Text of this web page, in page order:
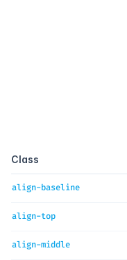
Quick reference
Class
align-baseline
align-top
align-middle